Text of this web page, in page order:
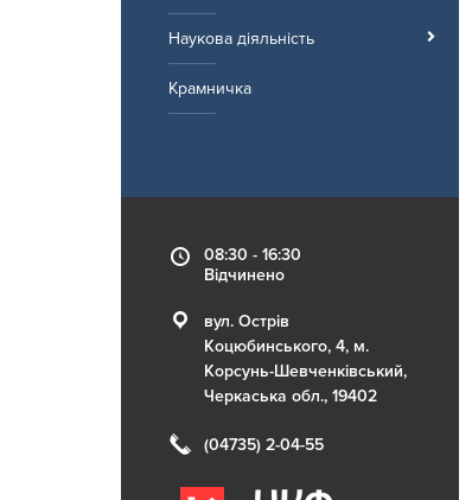
Наукова діяльність
Крамничка
08:30 - 16:30
Відчинено
вул. Острів
Коцюбинського, 4, м.
Корсунь-Шевченківський,
Черкаська обл., 19402
(04735) 2-04-55